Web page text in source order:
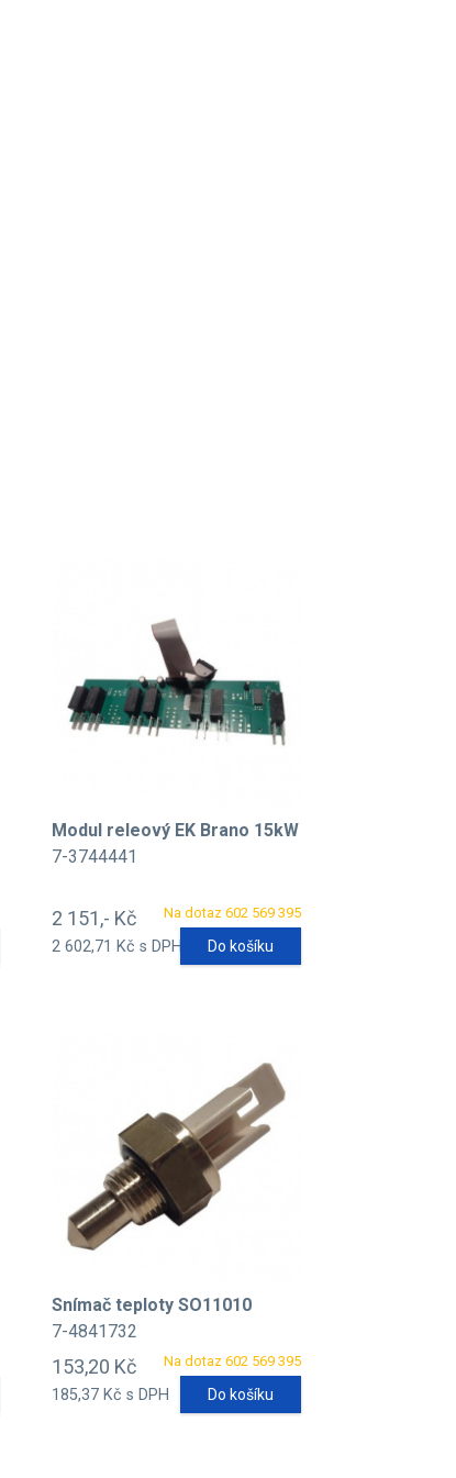
Modul releový EK Brano 15kW
7-3744441
Na dotaz 602 569 395
2 151,- Kč
2 602,71 Kč s DPH Do košíku
Snímač teploty SO11010
7-4841732
Na dotaz 602 569 395
153,20 Kč
185,37 Kč s DPH Do košíku